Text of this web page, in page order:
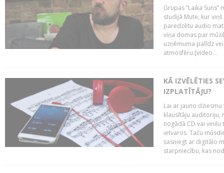
Grupas “Laika
studijā Mute, kur
paredzētu audio
viņa domas par
uzņēmuma palīdz
atmosfēru.[video...
KĀ IZVĒLĒTIES
IZPLATĪTĀJU?
Lai ar jauno
klausītāju auditoriju,
nogādā CD vai
ietvaros. Taču
sasniegt ar digitālo
starpniecību, kas